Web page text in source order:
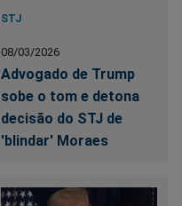
STJ
08/03/2026
Advogado de Trump
sobe o tom e detona
decisão do STJ de
'blindar' Moraes